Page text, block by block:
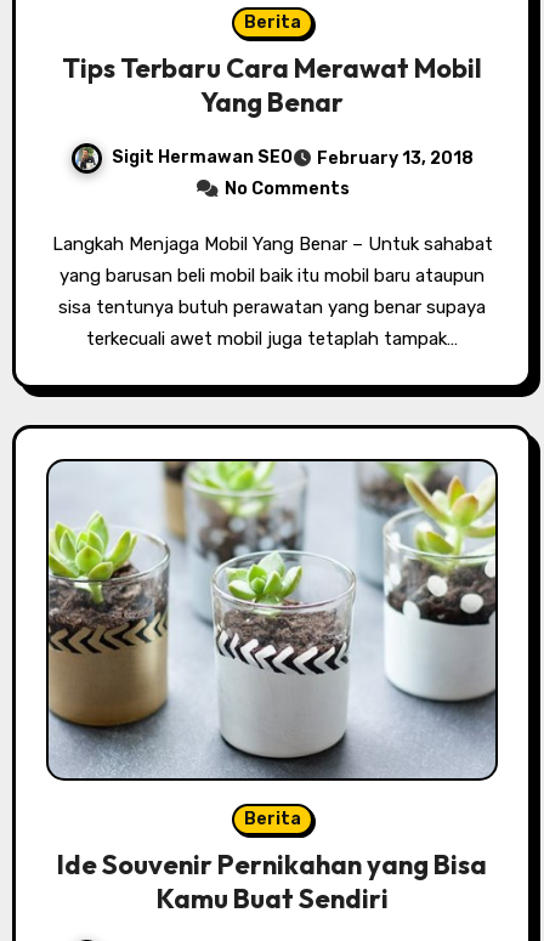
Berita
Tips Terbaru Cara Merawat Mobil
Yang Benar
Sigit Hermawan SEO
February 13, 2018
No Comments
Langkah Menjaga Mobil Yang Benar – Untuk sahabat
yang barusan beli mobil baik itu mobil baru ataupun
sisa tentunya butuh perawatan yang benar supaya
terkecuali awet mobil juga tetaplah tampak…
Berita
Ide Souvenir Pernikahan yang Bisa
Kamu Buat Sendiri